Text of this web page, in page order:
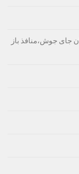
جای جوش،منافذ باز